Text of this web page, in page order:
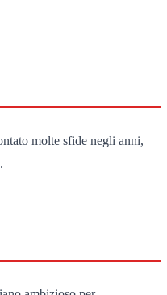
molte sfide negli anni,